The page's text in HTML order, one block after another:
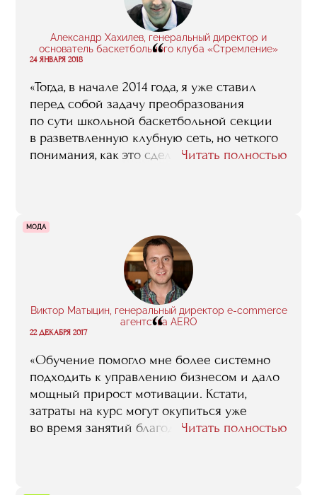
Александр Хахилев, генеральный директор и
основатель баскетбольного клуба «Стремление»
“
24 ЯНВАРЯ 2018
«Тогда, в начале 2014 года, я уже ставил
перед собой задачу преобразования
по сути школьной баскетбольной секции
в разветвленную клубную сеть, но четкого
понимания, как это сделать, и, что самое
вложений, я не понимал, и очень
рассчитывал на то, что обучение в RMA
мне ответы на все эти вопросы подскажет.
Так оно, в общем, и произошло. Достаточно
сказать, что в итоге мой диплом, который
я писал под руководством Сергея
Нечувилина, был посвящен именно теме
построения баскетбольного клуба,
и содержал конкретные денежные
расчеты, реальный бизнес-план, который
потом и был приведен в исполнение».
Читать полностью
МОДА
Виктор Матыцин, генеральный директор e-commerce
агентства AERO
“
22 ДЕКАБРЯ 2017
«Обучение помогло мне более системно
подходить к управлению бизнесом и дало
мощный прирост мотивации. Кстати,
затраты на курс могут окупиться уже
во время занятий благодаря заключению
Читать полностью